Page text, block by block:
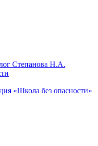
Степанова Н.А.
«Школа без опасности»